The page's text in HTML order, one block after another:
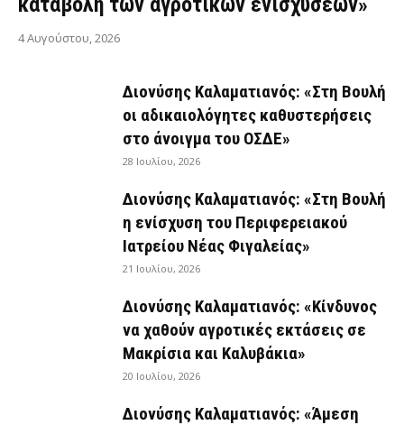
4 Αυγούστου, 2026
Διονύσης Καλαματιανός: «Στη Βουλή
οι αδικαιολόγητες καθυστερήσεις
στο άνοιγμα του ΟΣΔΕ»
28 Ιουλίου, 2026
Διονύσης Καλαματιανός: «Στη Βουλή
η ενίσχυση του Περιφερειακού
Ιατρείου Νέας Φιγαλείας»
21 Ιουλίου, 2026
Διονύσης Καλαματιανός: «Κίνδυνος
να χαθούν αγροτικές εκτάσεις σε
Μακρίσια και Καλυβάκια»
20 Ιουλίου, 2026
Διονύσης Καλαματιανός: «Άμεση